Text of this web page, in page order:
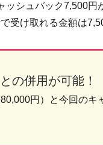
ッシュバック7,500円
受け取れる金額は
の併用が可能！
円）と今回のキ